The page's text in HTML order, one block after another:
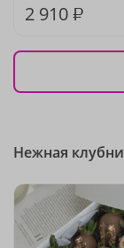
2 910 ₽
Нежная